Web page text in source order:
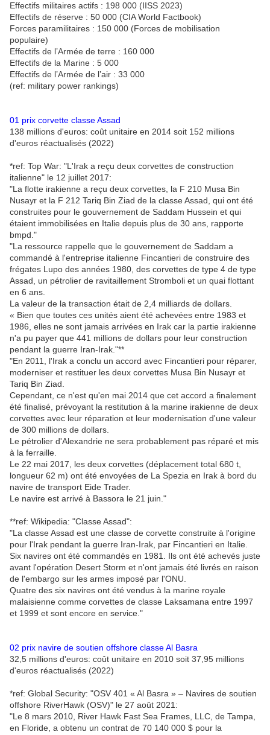
Effectifs militaires actifs : 198 000 (IISS 2023)
Effectifs de réserve : 50 000 (CIA World Factbook)
Forces paramilitaires : 150 000 (Forces de mobilisation
populaire)
Effectifs de l’Armée de terre : 160 000
Effectifs de la Marine : 5 000
Effectifs de l’Armée de l’air : 33 000
(ref: military power rankings)
01 prix corvette classe Assad
138 millions d'euros: coût unitaire en 2014 soit 152 millions
d'euros réactualisés (2022)
*ref: Top War: "L'Irak a reçu deux corvettes de construction
italienne" le 12 juillet 2017:
"La flotte irakienne a reçu deux corvettes, la F 210 Musa Bin
Nusayr et la F 212 Tariq Bin Ziad de la classe Assad, qui ont été
construites pour le gouvernement de Saddam Hussein et qui
étaient immobilisées en Italie depuis plus de 30 ans, rapporte
bmpd."
"La ressource rappelle que le gouvernement de Saddam a
commandé à l'entreprise italienne Fincantieri de construire des
frégates Lupo des années 1980, des corvettes de type 4 de type
Assad, un pétrolier de ravitaillement Stromboli et un quai flottant
en 6 ans.
La valeur de la transaction était de 2,4 milliards de dollars.
« Bien que toutes ces unités aient été achevées entre 1983 et
1986, elles ne sont jamais arrivées en Irak car la partie irakienne
n'a pu payer que 441 millions de dollars pour leur construction
pendant la guerre Iran-Irak."**
"En 2011, l'Irak a conclu un accord avec Fincantieri pour réparer,
moderniser et restituer les deux corvettes Musa Bin Nusayr et
Tariq Bin Ziad.
Cependant, ce n'est qu'en mai 2014 que cet accord a finalement
été finalisé, prévoyant la restitution à la marine irakienne de deux
corvettes avec leur réparation et leur modernisation d'une valeur
de 300 millions de dollars.
Le pétrolier d'Alexandrie ne sera probablement pas réparé et mis
à la ferraille.
Le 22 mai 2017, les deux corvettes (déplacement total 680 t,
longueur 62 m) ont été envoyées de La Spezia en Irak à bord du
navire de transport Eide Trader.
Le navire est arrivé à Bassora le 21 juin."
**ref: Wikipedia: "Classe Assad":
"La classe Assad est une classe de corvette construite à l'origine
pour l'Irak pendant la guerre Iran-Irak, par Fincantieri en Italie.
Six navires ont été commandés en 1981. Ils ont été achevés juste
avant l'opération Desert Storm et n'ont jamais été livrés en raison
de l'embargo sur les armes imposé par l'ONU.
Quatre des six navires ont été vendus à la marine royale
malaisienne comme corvettes de classe Laksamana entre 1997
et 1999 et sont encore en service."
02 prix navire de soutien offshore classe Al Basra
32,5 millions d'euros: coût unitaire en 2010 soit 37,95 millions
d'euros réactualisés (2022)
*ref: Global Security: "OSV 401 « Al Basra » – Navires de soutien
offshore RiverHawk (OSV)" le 27 août 2021:
"Le 8 mars 2010, River Hawk Fast Sea Frames, LLC, de Tampa,
en Floride, a obtenu un contrat de 70 140 000 $ pour la